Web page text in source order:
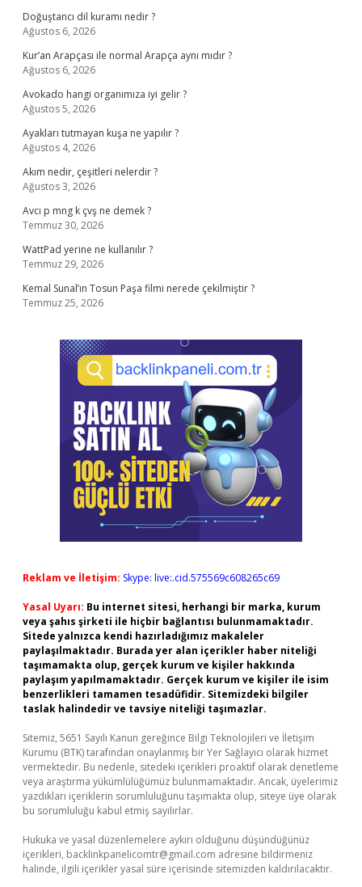
Doğuştancı dil kuramı nedir ?
Ağustos 6, 2026
Kur’an Arapçası ile normal Arapça aynı mıdır ?
Ağustos 6, 2026
Avokado hangi organımıza iyi gelir ?
Ağustos 5, 2026
Ayakları tutmayan kuşa ne yapılır ?
Ağustos 4, 2026
Akım nedir, çeşitleri nelerdir ?
Ağustos 3, 2026
Avcı p mng k çvş ne demek ?
Temmuz 30, 2026
WattPad yerine ne kullanılır ?
Temmuz 29, 2026
Kemal Sunal’ın Tosun Paşa filmi nerede çekilmiştir ?
Temmuz 25, 2026
Reklam ve İletişim: Skype: live:.cid.575569c608265c69
Yasal Uyarı: Bu internet sitesi, herhangi bir marka, kurum
veya şahıs şirketi ile hiçbir bağlantısı bulunmamaktadır.
Sitede yalnızca kendi hazırladığımız makaleler
paylaşılmaktadır. Burada yer alan içerikler haber niteliği
taşımamakta olup, gerçek kurum ve kişiler hakkında
paylaşım yapılmamaktadır. Gerçek kurum ve kişiler ile isim
benzerlikleri tamamen tesadüfidir. Sitemizdeki bilgiler
taslak halindedir ve tavsiye niteliği taşımazlar.
Sitemiz, 5651 Sayılı Kanun gereğince Bilgi Teknolojileri ve İletişim
Kurumu (BTK) tarafından onaylanmış bir Yer Sağlayıcı olarak hizmet
vermektedir. Bu nedenle, sitedeki içerikleri proaktif olarak denetleme
veya araştırma yükümlülüğümüz bulunmamaktadır. Ancak, üyelerimiz
yazdıkları içeriklerin sorumluluğunu taşımakta olup, siteye üye olarak
bu sorumluluğu kabul etmiş sayılırlar.
Hukuka ve yasal düzenlemelere aykırı olduğunu düşündüğünüz
içerikleri, backlinkpanelicomtr@gmail.com adresine bildirmeniz
halinde, ilgili içerikler yasal süre içerisinde sitemizden kaldırılacaktır.